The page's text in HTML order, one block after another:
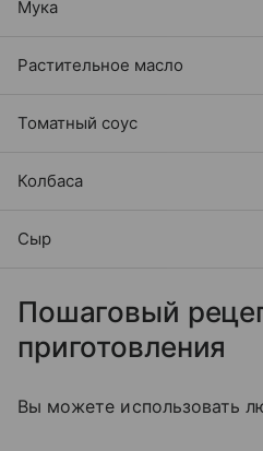
Мука
Растительное масло
Томатный соус
Колбаса
Сыр
Пошаговый
приготовления
Вы можете использовать